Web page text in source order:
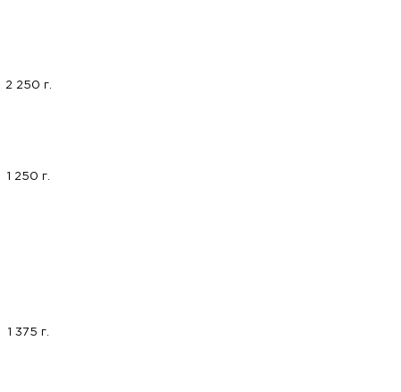
2 250 г.
1 250 г.
1 375 г.